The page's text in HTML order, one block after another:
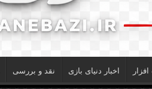
اخبار دنیای بازی نقد و بررسی